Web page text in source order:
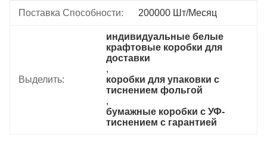
Поставка Способности: 200000 Шт/месяц
Выделить:
индивидуальные белые
крафтовые коробки для
доставки
,
коробки для упаковки с
тиснением фольгой
,
бумажные коробки с УФ-
тиснением с гарантией